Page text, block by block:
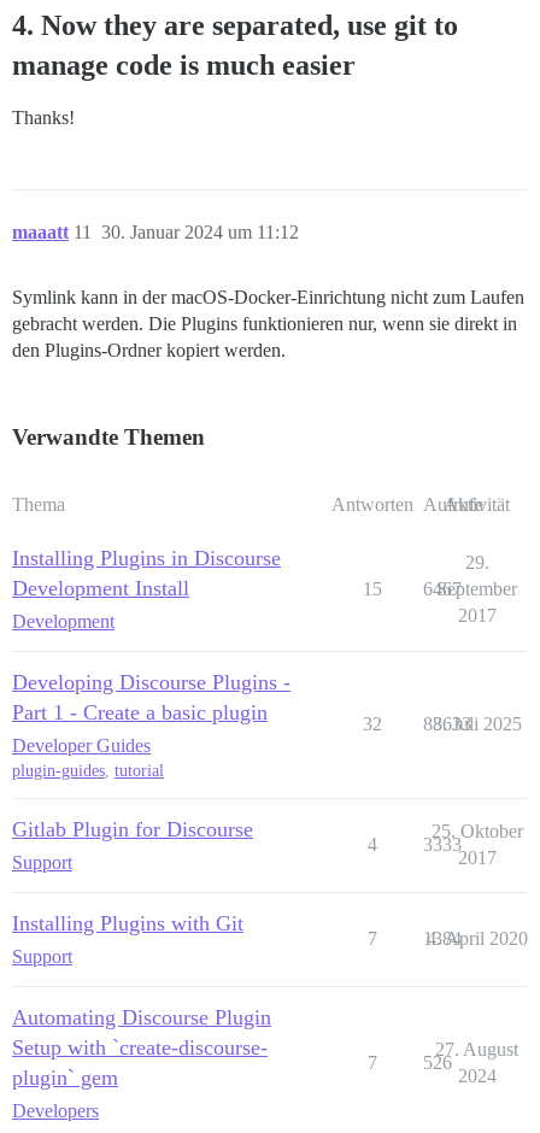
4. Now they are separated, use git to
manage code is much easier
Thanks!
maaatt 30. Januar 2024 um 11:12
11
Symlink kann in der macOS-Docker-Einrichtung nicht zum Laufen
gebracht werden. Die Plugins funktionieren nur, wenn sie direkt in
den Plugins-Ordner kopiert werden.
Verwandte Themen
Thema Antworten Aufrufe
Aktivität
Installing Plugins in Discourse
Development Install
Development
15 6467
29.
September
2017
Developing Discourse Plugins -
Part 1 - Create a basic plugin
Developer Guides
plugin-guides tutorial
32 83633
8. Juli 2025
Gitlab Plugin for Discourse
Support
4 3333
25. Oktober
2017
Installing Plugins with Git
Support
7 1384
4. April 2020
Automating Discourse Plugin
Setup with `create-discourse-
plugin` gem
Developers
7 526
27. August
2024